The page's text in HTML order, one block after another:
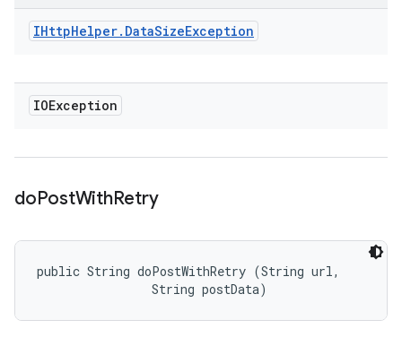
IHttpHelper. DataSizeException
IOException
doPostWithRetry
public String doPostWithRetry (String url,
                String postData)